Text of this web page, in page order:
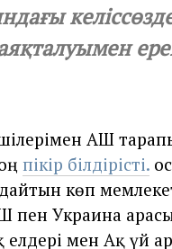
АҚШ
пікір білдірісті.
көп
пен Украина
елдері мен Ақ үй